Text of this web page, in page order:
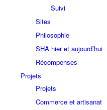
Suivi
Sites
Philosophie
SHA hier et aujourd’hui
Récompenses
Projets
Projets
Commerce et artisanat